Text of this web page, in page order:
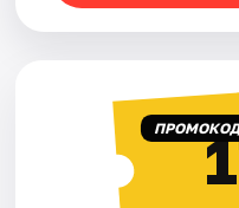
ПРОМОКОД